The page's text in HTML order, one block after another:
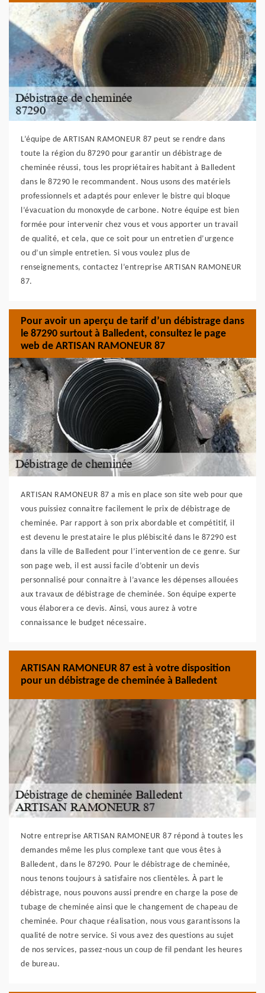
L’équipe de ARTISAN RAMONEUR 87 peut se rendre dans
toute la région du 87290 pour garantir un débistrage de
cheminée réussi, tous les propriétaires habitant à Balledent
dans le 87290 le recommandent. Nous usons des matériels
professionnels et adaptés pour enlever le bistre qui bloque
l’évacuation du monoxyde de carbone. Notre équipe est bien
formée pour intervenir chez vous et vous apporter un travail
de qualité, et cela, que ce soit pour un entretien d’urgence
ou d’un simple entretien. Si vous voulez plus de
renseignements, contactez l’entreprise ARTISAN RAMONEUR
87.
Pour avoir un aperçu de tarif d’un débistrage dans
le 87290 surtout à Balledent, consultez le page
web de ARTISAN RAMONEUR 87
ARTISAN RAMONEUR 87 a mis en place son site web pour que
vous puissiez connaitre facilement le prix de débistrage de
cheminée. Par rapport à son prix abordable et compétitif, il
est devenu le prestataire le plus plébiscité dans le 87290 est
dans la ville de Balledent pour l’intervention de ce genre. Sur
son page web, il est aussi facile d’obtenir un devis
personnalisé pour connaitre à l’avance les dépenses allouées
aux travaux de débistrage de cheminée. Son équipe experte
vous élaborera ce devis. Ainsi, vous aurez à votre
connaissance le budget nécessaire.
ARTISAN RAMONEUR 87 est à votre disposition
pour un débistrage de cheminée à Balledent
Notre entreprise ARTISAN RAMONEUR 87 répond à toutes les
demandes même les plus complexe tant que vous êtes à
Balledent, dans le 87290. Pour le débistrage de cheminée,
nous tenons toujours à satisfaire nos clientèles. À part le
débistrage, nous pouvons aussi prendre en charge la pose de
tubage de cheminée ainsi que le changement de chapeau de
cheminée. Pour chaque réalisation, nous vous garantissons la
qualité de notre service. Si vous avez des questions au sujet
de nos services, passez-nous un coup de fil pendant les heures
de bureau.